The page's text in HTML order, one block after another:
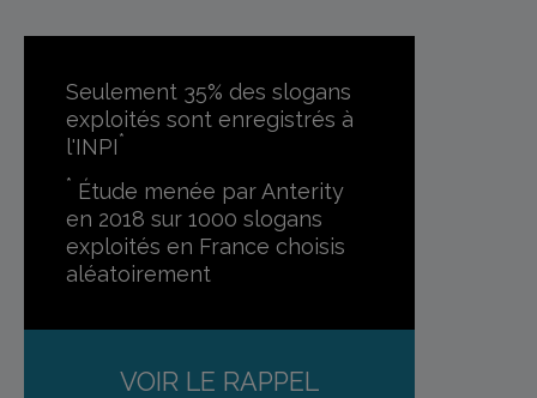
Seulement 35% des slogans
exploités sont enregistrés à
l'INPI*
* Étude menée par Anterity
en 2018 sur 1000 slogans
exploités en France choisis
aléatoirement
VOIR LE RAPPEL